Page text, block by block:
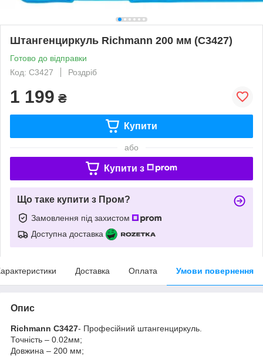
Штангенциркуль Richmann 200 мм (C3427)
Готово до відправки
Код: C3427
Роздріб
1 199 ₴
Купити
або
Купити з
Що таке купити з Пром?
Замовлення під захистом
Доступна доставка
Доставка Оплата Умови повернення
Опис
Richmann C3427- Професійний штангенциркуль.
Точність – 0.02мм;
Довжина – 200 мм;